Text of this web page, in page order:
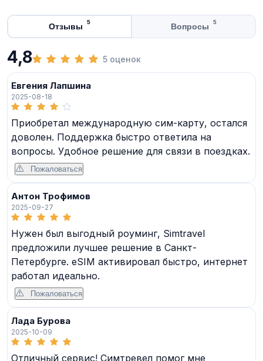
Отзывы 5 Вопросы 5
4,8 5 оценок
Евгения Лапшина
2025-08-18
Приобретал международную сим-карту, остался
доволен. Поддержка быстро ответила на
вопросы. Удобное решение для связи в поездках.
Пожаловаться
Антон Трофимов
2025-09-27
Нужен был выгодный роуминг, Simtravel
предложили лучшее решение в Санкт-
Петербурге. eSIM активировал быстро, интернет
работал идеально.
Пожаловаться
Лада Бурова
2025-10-09
Отличный сервис! Симтревел помог мне